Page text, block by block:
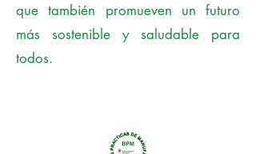
que también promueven un futuro
más sostenible y saludable para
todos.